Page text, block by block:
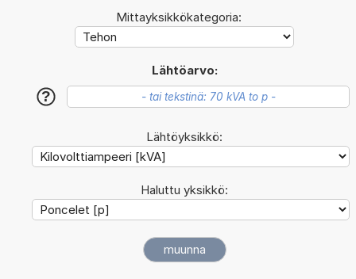
Mittayksikkökategoria:
Lähtöarvo:
?
Lähtöyksikkö:
Haluttu yksikkö: